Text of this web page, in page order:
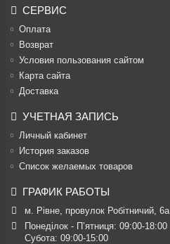
СЕРВИС
Оплата
Возврат
Условия пользования сайтом
Карта сайта
Доставка
УЧЕТНАЯ ЗАПИСЬ
Личный кабинет
История заказов
Список желаемых товаров
ГРАФИК РАБОТЫ
м. Рівне, провулок Робітничий, 6а
Понеділок - П’ятниця: 09:00-18:00
Субота: 09:00-15:00